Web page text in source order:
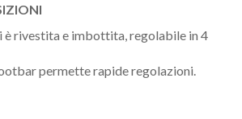
è rivestita e imbottita, regolabile in 4
permette rapide regolazioni.